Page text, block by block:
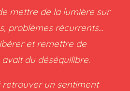
mettre de la lumière sur
problèmes récurrents...
et remettre de
du déséquilibre.
retrouver un sentiment